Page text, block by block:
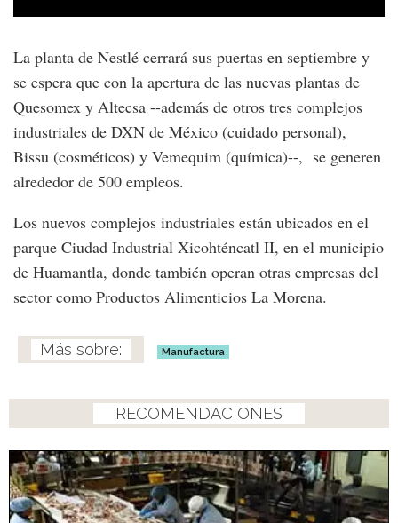
La planta de Nestlé cerrará sus puertas en septiembre y
se espera que con la apertura de las nuevas plantas de
Quesomex y Altecsa --además de otros tres complejos
industriales de DXN de México (cuidado personal),
Bissu (cosméticos) y Vemequim (química)--, se generen
alrededor de 500 empleos.
Los nuevos complejos industriales están ubicados en el
parque Ciudad Industrial Xicohténcatl II, en el municipio
de Huamantla, donde también operan otras empresas del
sector como Productos Alimenticios La Morena.
Manufactura
RECOMENDACIONES